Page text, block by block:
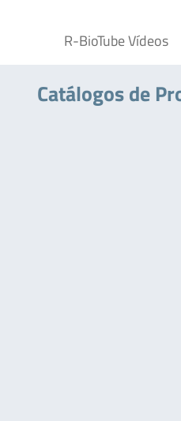
R-BioTube Vídeos
Catálogos de